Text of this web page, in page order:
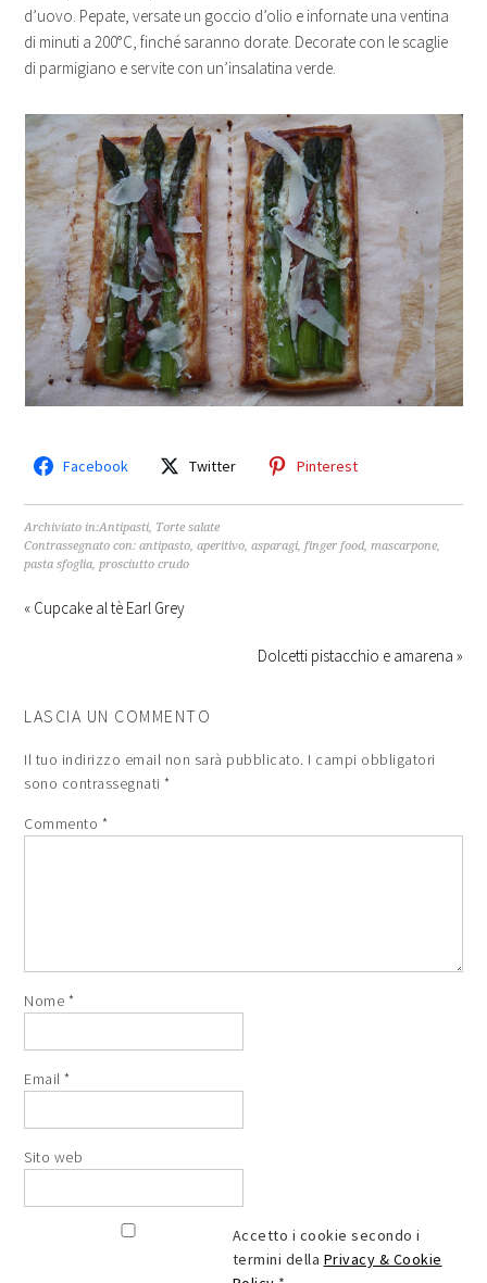
d’uovo. Pepate, versate un goccio d’olio e infornate una ventina
di minuti a 200°C, finché saranno dorate. Decorate con le scaglie
di parmigiano e servite con un’insalatina verde.
Facebook Twitter Pinterest
Archiviato in:Antipasti, Torte salate
Contrassegnato con:antipasto,aperitivo,asparagi,finger food,mascarpone,
pasta sfoglia,prosciutto crudo
« Cupcake al tè Earl Grey
Dolcetti pistacchio e amarena »
LASCIA UN COMMENTO
Il tuo indirizzo email non sarà pubblicato. I campi obbligatori
sono contrassegnati*
Commento *
Nome *
Email*
Sito web
Accetto i cookie secondo i
termini della Privacy & Cookie